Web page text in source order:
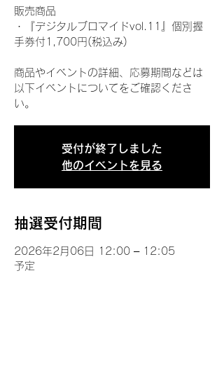
販売商品
・『デジタルブロマイドvol.11』個別握
手券付1,700円(税込み)
商品やイベントの詳細、応募期間などは
以下イベントについてをご確認くださ
い。
受付が終了しました
他のイベントを見る
抽選受付期間
2026年2月06日 12:00 – 12:05
予定